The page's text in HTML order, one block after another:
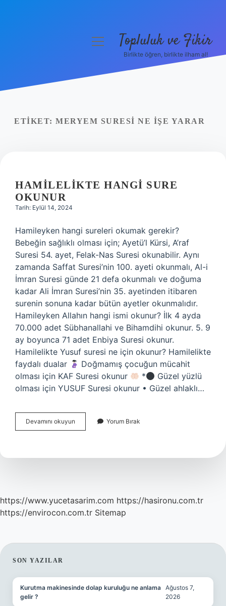
Yasal Uyarı
menüyüTopluluk ve Fikir
Birlikte öğren, birlikte ilham al!
ETIKET: MERYEM SURESI NE IŞE YARAR
HAMILELIKTE HANGI SURE
OKUNUR
Tarih: Eylül 14, 2024
Hamileyken hangi sureleri okumak gerekir?
Bebeğin sağlıklı olması için; Ayetü’l Kürsi, A’raf
Suresi 54. ayet, Felak-Nas Suresi okunabilir. Aynı
zamanda Saffat Suresi’nin 100. ayeti okunmalı, Al-i
İmran Suresi günde 21 defa okunmalı ve doğuma
kadar Ali İmran Suresi’nin 35. ayetinden itibaren
surenin sonuna kadar bütün ayetler okunmalıdır.
Hamileyken Allahın hangi ismi okunur? İlk 4 ayda
70.000 adet Sübhanallahi ve Bihamdihi okunur. 5. 9
ay boyunca 71 adet Enbiya Suresi okunur.
Hamilelikte Yusuf suresi ne için okunur? Hamilelikte
faydalı dualar
Doğmamış çocuğun mücahit
olması için KAF Suresi okunur
*
Güzel yüzlü
olması için YUSUF Suresi okunur • Güzel ahlaklı…
Devamını okuyun Hamilelikte
Hangi
Yorum Bırak
https://www.yucetasarim.com https://hasironu.com.tr
https://envirocon.com.tr Sitemap
SIDEBAR
SON YAZILAR
Kurutma makinesinde dolap kuruluğu ne anlama
gelir ?
Ağustos 7,
2026